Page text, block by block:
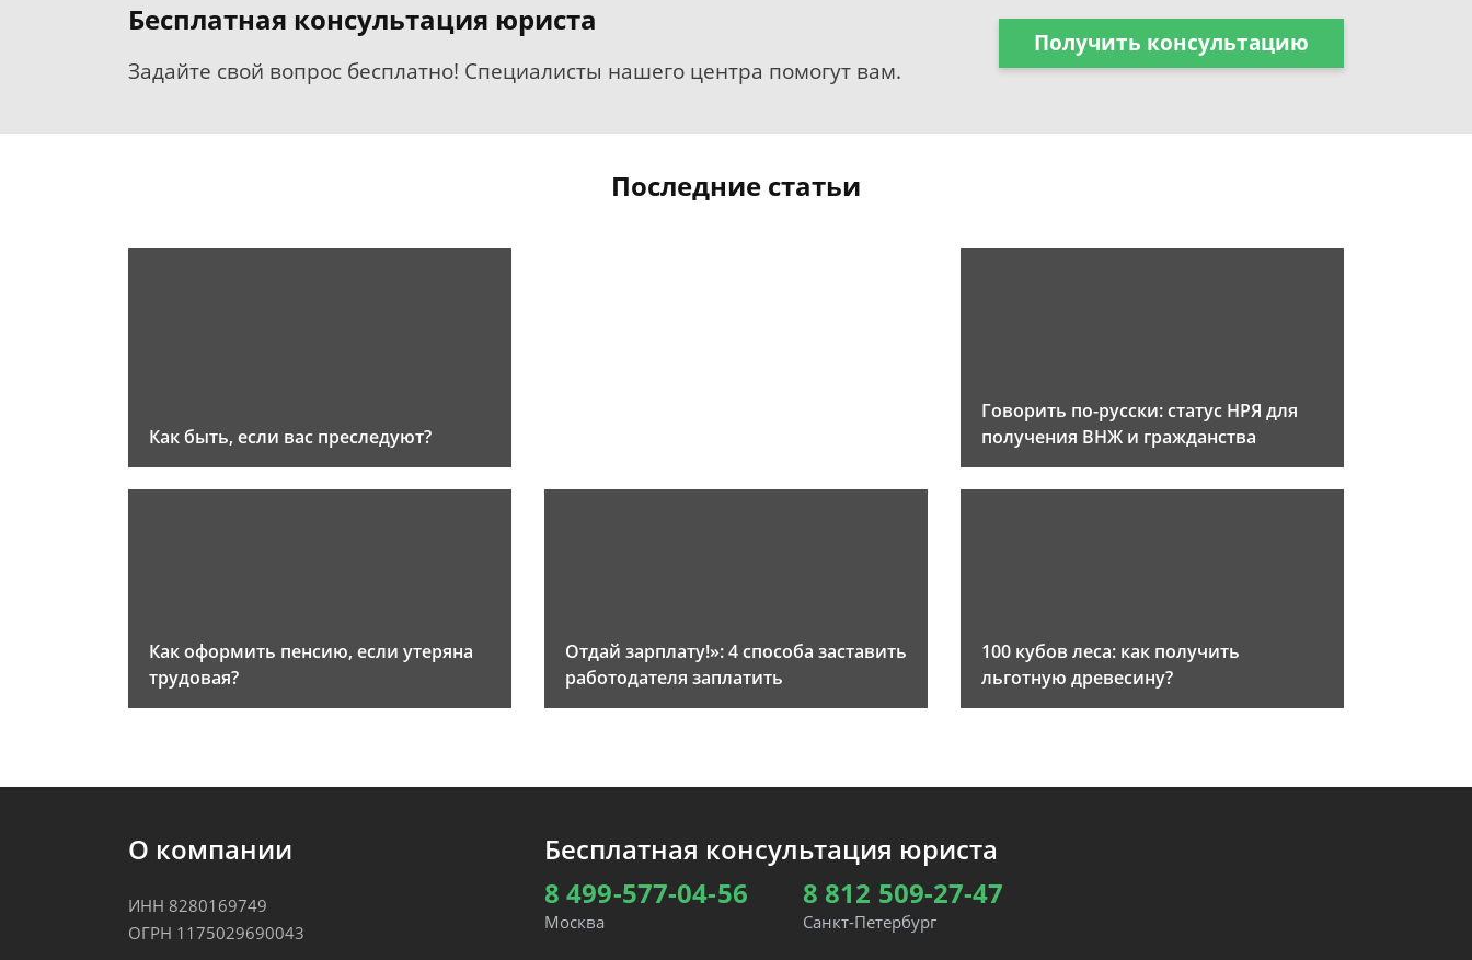
Бесплатная консультация юриста
Задайте свой вопрос бесплатно! Специалисты нашего центра помогут вам.
Получить консультацию
Последние статьи
Как быть, если вас преследуют?
Говорить по-русски: статус НРЯ для
получения ВНЖ и гражданства
Как оформить пенсию, если утеряна
трудовая?
Отдай зарплату!»: 4 способа заставить
работодателя заплатить
100 кубов леса: как получить
льготную древесину?
О компании
ИНН 8280169749
ОГРН 1175029690043
Бесплатная консультация юриста
8 499-577-04-56
Москва
8 812 509-27-47
Санкт-Петербург